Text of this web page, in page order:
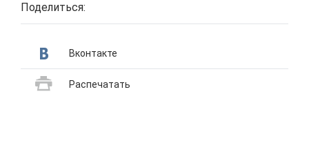
Поделиться:
Вконтакте
Распечатать